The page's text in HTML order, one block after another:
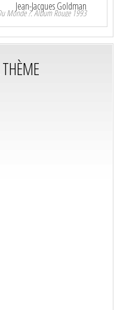
Jean-Jacques Goldman
Monde ?. Album Rouge 1993